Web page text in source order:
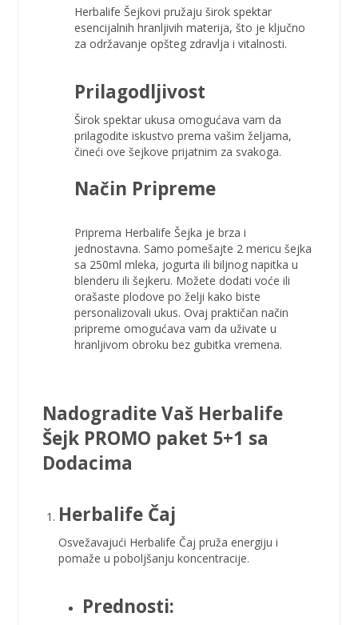
Herbalife Šejkovi pružaju širok spektar
esencijalnih hranljivih materija, što je ključno
za održavanje opšteg zdravlja i vitalnosti.
Prilagodljivost
Širok spektar ukusa omogućava vam da
prilagodite iskustvo prema vašim željama,
čineći ove šejkove prijatnim za svakoga.
Način Pripreme
Priprema Herbalife Šejka je brza i
jednostavna. Samo pomešajte 2 mericu šejka
sa 250ml mleka, jogurta ili biljnog napitka u
blenderu ili šejkeru. Možete dodati voće ili
orašaste plodove po želji kako biste
personalizovali ukus. Ovaj praktičan način
pripreme omogućava vam da uživate u
hranljivom obroku bez gubitka vremena.
Nadogradite Vaš Herbalife
Šejk PROMO paket 5+1 sa
Dodacima
Herbalife Čaj
Osvežavajući Herbalife Čaj pruža energiju i
pomaže u poboljšanju koncentracije.
Prednosti: